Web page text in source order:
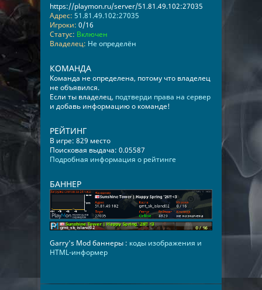
https://playmon.ru/server/51.81.49.102:27035
Адрес: 51.81.49.102:27035
Игроки: 0/16
Статус: Включен
Владелец: Не определён
КОМАНДА
Команда не определена, потому что владелец
не объявился.
Если ты владелец, подтверди права на сервер
и добавь информацию о команде!
РЕЙТИНГ
В игре: 829 место
Поисковая выдача: 0.05587
Подробная информация о рейтинге
БАННЕР
Garry's Mod баннеры : коды изображения и
HTML-информер